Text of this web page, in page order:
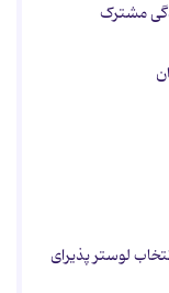
مشترک
لوستر پذیرای